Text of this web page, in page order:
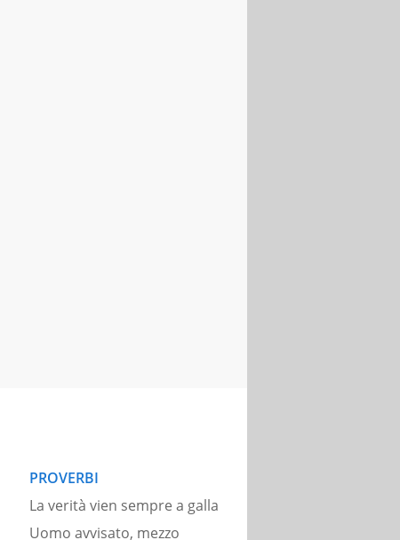
PROVERBI
La verità vien sempre a galla
Uomo avvisato, mezzo